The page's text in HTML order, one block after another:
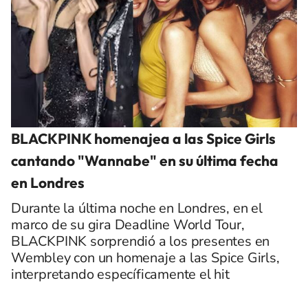
BLACKPINK homenajea a las Spice Girls
cantando "Wannabe" en su última fecha
en Londres
Durante la última noche en Londres, en el
marco de su gira Deadline World Tour,
BLACKPINK sorprendió a los presentes en
Wembley con un homenaje a las Spice Girls,
interpretando específicamente el hit